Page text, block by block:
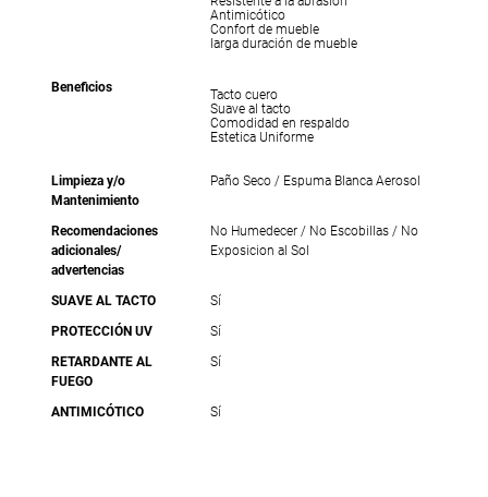
Antimicótico
Confort de mueble
larga duración de mueble
Beneficios
Tacto cuero
Suave al tacto
Comodidad en respaldo
Estetica Uniforme
Limpieza y/o
Mantenimiento
Paño Seco / Espuma Blanca Aerosol
Recomendaciones
adicionales/
advertencias
No Humedecer / No Escobillas / No
Exposicion al Sol
SUAVE AL TACTO
Sí
PROTECCIÓN UV
Sí
RETARDANTE AL
FUEGO
Sí
ANTIMICÓTICO Sí